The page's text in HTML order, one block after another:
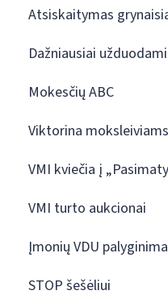
Atsiskaitymas
Dažniausiai
Mokesčių ABC
Viktorina moksleiviams
VMI kviečia į
VMI turto aukcionai
Įmonių VDU
STOP šešėliui